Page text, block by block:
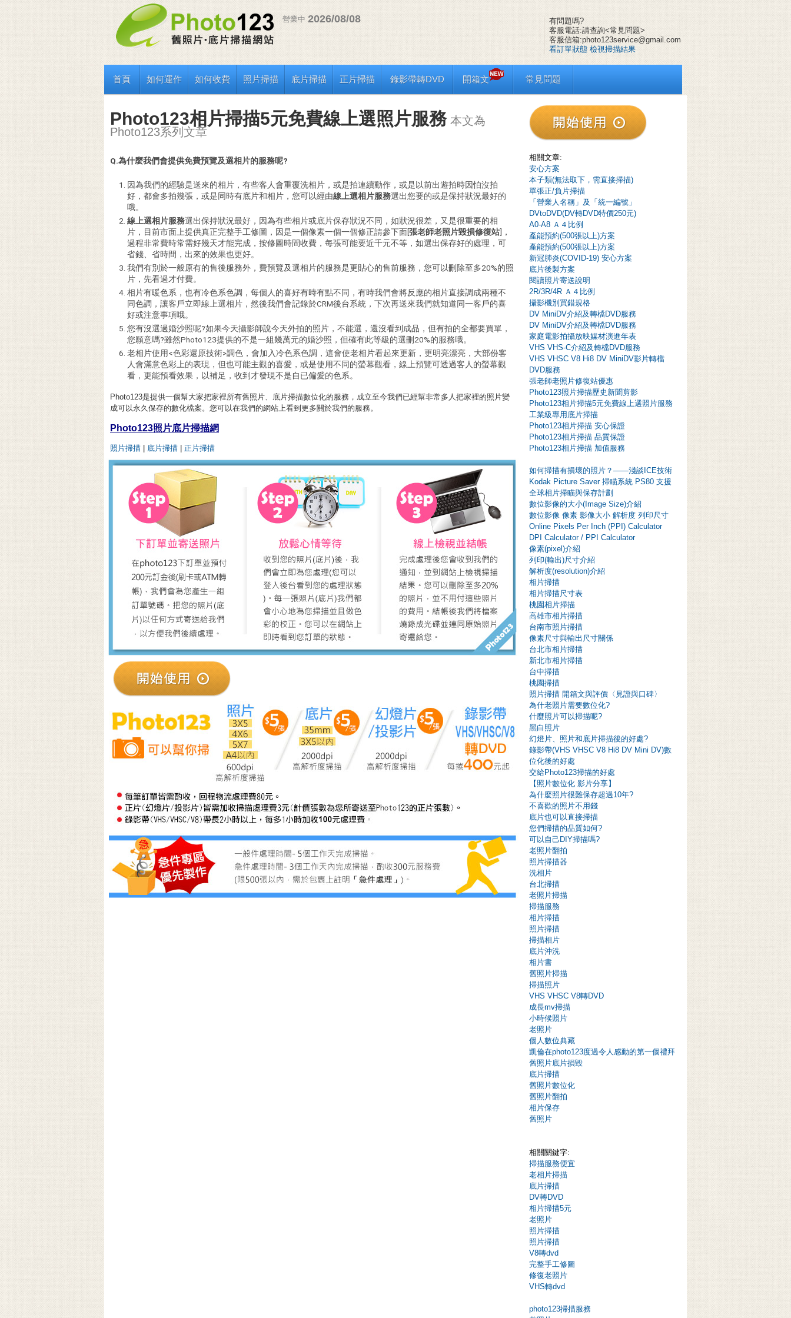
營業中 2026/08/08
有問題嗎?
客服電話:請查詢<常見問題>
客服信箱:photo123service@gmail.com
看訂單狀態 檢視掃描結果
首頁 如何運作 如何收費 照片掃描 底片掃描 正片掃描 錄影帶轉DVD 開箱文 常見問題
Photo123相片掃描5元免費線上選照片服務 本文為
Photo123系列文章
Q.為什麼我們會提供免費預覽及選相片的服務呢?
因為我們的經驗是送來的相片，有些客人會重覆洗相片，或是拍連續動作，或是以前出遊拍時因怕沒拍
好，都會多拍幾張，或是同時有底片和相片，您可以經由線上選相片服務選出您要的或是保持狀況最好的
哦。
線上選相片服務選出保持狀況最好，因為有些相片或底片保存狀況不同，如狀況很差，又是很重要的相
片，目前市面上提供真正完整手工修圖，因是一個像素一個一個修正請參下面[張老師老照片毀損修復站]，
過程非常費時常需好幾天才能完成，按修圖時間收費，每張可能要近千元不等，如選出保存好的處理，可
省錢、省時間，出來的效果也更好。
我們有別於一般原有的售後服務外，費預覽及選相片的服務是更貼心的售前服務，您可以刪除至多20%的照
片，先看過才付費。
相片有暖色系，也有冷色系色調，每個人的喜好有時有點不同，有時我們會將反應的相片直接調成兩種不
同色調，讓客戶立即線上選相片，然後我們會記錄於CRM後台系統，下次再送來我們就知道同一客戶的喜
好或注意事項哦。
您有沒選過婚沙照呢?如果今天攝影師說今天外拍的照片，不能選，還沒看到成品，但有拍的全都要買單，
您願意嗎?雖然Photo123提供的不是一組幾萬元的婚沙照，但確有此等級的選刪20%的服務哦。
老相片使用<色彩還原技術>調色，會加入冷色系色調，這會使老相片看起來更新，更明亮漂亮，大部份客
人會滿意色彩上的表現，但也可能主觀的喜愛，或是使用不同的螢幕觀看，線上預覽可透過客人的螢幕觀
看，更能預看效果，以補足，收到才發現不是自已偏愛的色系。
Photo123是提供一個幫大家把家裡所有舊照片、底片掃描數位化的服務，成立至今我們已經幫非常多人把家裡的照片變
成可以永久保存的數化檔案。您可以在我們的網站上看到更多關於我們的服務。
Photo123照片底片掃描網
照片掃描 底片掃描 正片掃描
相關文章:
安心方案
本子類(無法取下，需直接掃描)
單張正/負片掃描
「營業人名稱」及「統一編號」
DVtoDVD(DV轉DVD特價250元)
A0-A8 Ａ４比例
產能預約(500張以上)方案
產能預約(500張以上)方案
新冠肺炎(COVID-19) 安心方案
底片後製方案
閱讀照片寄送說明
2R/3R/4R Ａ４比例
攝影機別買錯規格
DV MiniDV介紹及轉檔DVD服務
DV MiniDV介紹及轉檔DVD服務
家庭電影拍攝放映媒材演進年表
VHS VHS-C介紹及轉檔DVD服務
VHS VHSC V8 Hi8 DV MiniDV影片轉檔
DVD服務
張老師老照片修復站優惠
Photo123照片掃描歷史新聞剪影
Photo123相片掃描5元免費線上選照片服務
工業級專用底片掃描
Photo123相片掃描 安心保證
Photo123相片掃描 品質保證
Photo123相片掃描 加值服務
如何掃描有損壞的照片？——淺談ICE技術
Kodak Picture Saver 掃瞄系統 PS80 支援
全球相片掃瞄與保存計劃
數位影像的大小(Image Size)介紹
數位影像 像素 影像大小 解析度 列印尺寸
Online Pixels Per Inch (PPI) Calculator
DPI Calculator / PPI Calculator
像素(pixel)介紹
列印(輸出)尺寸介紹
解析度(resolution)介紹
相片掃描
相片掃描尺寸表
桃園相片掃描
高雄市相片掃描
台南市照片掃描
像素尺寸與輸出尺寸關係
台北市相片掃描
新北市相片掃描
台中掃描
桃園掃描
照片掃描 開箱文與評價〈見證與口碑〉
為什老照片需要數位化?
什麼照片可以掃描呢?
黑白照片
幻燈片、照片和底片掃描後的好處?
錄影帶(VHS VHSC V8 Hi8 DV Mini DV)數
位化後的好處
交給Photo123掃描的好處
【照片數位化 影片分享】
為什麼照片很難保存超過10年?
不喜歡的照片不用錢
底片也可以直接掃描
您們掃描的品質如何?
可以自己DIY掃描嗎?
老照片翻拍
照片掃描器
洗相片
台北掃描
老照片掃描
掃描服務
相片掃描
照片掃描
掃描相片
底片沖洗
相片書
舊照片掃描
掃描照片
VHS VHSC V8轉DVD
成長mv掃描
小時候照片
老照片
個人數位典藏
凱倫在photo123度過令人感動的第一個禮拜
舊照片底片損毀
底片掃描
舊照片數位化
舊照片翻拍
相片保存
舊照片
相關關鍵字:
掃描服務便宜
老相片掃描
底片掃描
DV轉DVD
相片掃描5元
老照片
照片掃描
照片掃描
V8轉dvd
完整手工修圖
修復老照片
VHS轉dvd
photo123掃描服務